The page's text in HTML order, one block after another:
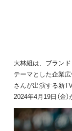
大林組は、ブラン
テーマとした企業
さんが出演する新
2024年4月19日（金